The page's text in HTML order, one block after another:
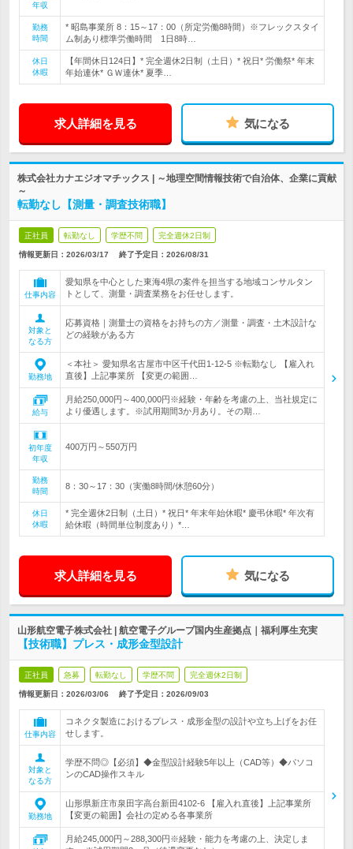
年収
勤務
時間
* 昭島事業所 8：15～17：00（所定労働8時間）※フレックスタイ
ム制あり標準労働時間 1日8時…
休日
休暇
【年間休日124日】* 完全週休2日制（土日）* 祝日* 労働祭* 年末
年始連休* ＧＷ連休* 夏季…
求人詳細を見る 気になる
株式会社カナエジオマチックス | ～地理空間情報技術で自治体、企業に貢献
～
転勤なし【測量・調査技術職】
正社員 転勤なし 学歴不問 完全週休2日制
情報更新日：2026/03/17 終了予定日： 2026/08/31
仕事内容
愛知県を中心とした東海4県の案件を担当する地域コンサルタン
トとして、測量・調査業務をお任せします。
対象と
なる方
応募資格｜測量士の資格をお持ちの方／測量・調査・土木設計な
どの経験がある方
勤務地
＜本社＞ 愛知県名古屋市中区千代田1-12-5 ※転勤なし 【雇入れ
直後】上記事業所 【変更の範囲…
給与
月給250,000円～400,000円※経験・年齢を考慮の上、当社規定に
より優遇します。※試用期間3か月あり。その期…
初年度
年収
400万円～550万円
勤務
時間
8：30～17：30（実働8時間/休憩60分）
休日
休暇
* 完全週休2日制（土日）* 祝日* 年末年始休暇* 慶弔休暇* 年次有
給休暇（時間単位制度あり）*…
求人詳細を見る 気になる
山形航空電子株式会社 | 航空電子グループ国内生産拠点｜福利厚生充実
【技術職】プレス・成形金型設計
正社員 急募 転勤なし 学歴不問 完全週休2日制
情報更新日：2026/03/06 終了予定日： 2026/09/03
仕事内容
コネクタ製造におけるプレス・成形金型の設計や立ち上げをお任
せします。
対象と
なる方
学歴不問◎【必須】◆金型設計経験5年以上（CAD等）◆パソコ
ンのCAD操作スキル
勤務地
山形県新庄市泉田字高台新田4102-6 【雇入れ直後】上記事業所
【変更の範囲】会社の定める各事業所
月給245,000円～288,300円※経験・能力を考慮の上、決定しま